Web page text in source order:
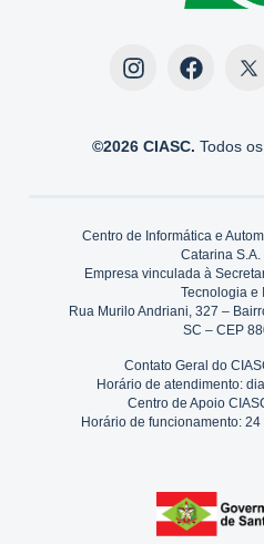
©2026 CIASC. Todos
Centro de Informática e
Catarina S.A.
Empresa vinculada à
Tecnologia e
Rua Murilo Andriani, 327 –
SC – CEP
Contato Geral do
Horário de atendimento:
Centro de Apoio
Horário de funcionamento: